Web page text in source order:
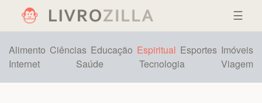
☰
Alimento Ciências Educação Espiritual Esportes Imóveis
Internet
Saúde Tecnologia Viagem